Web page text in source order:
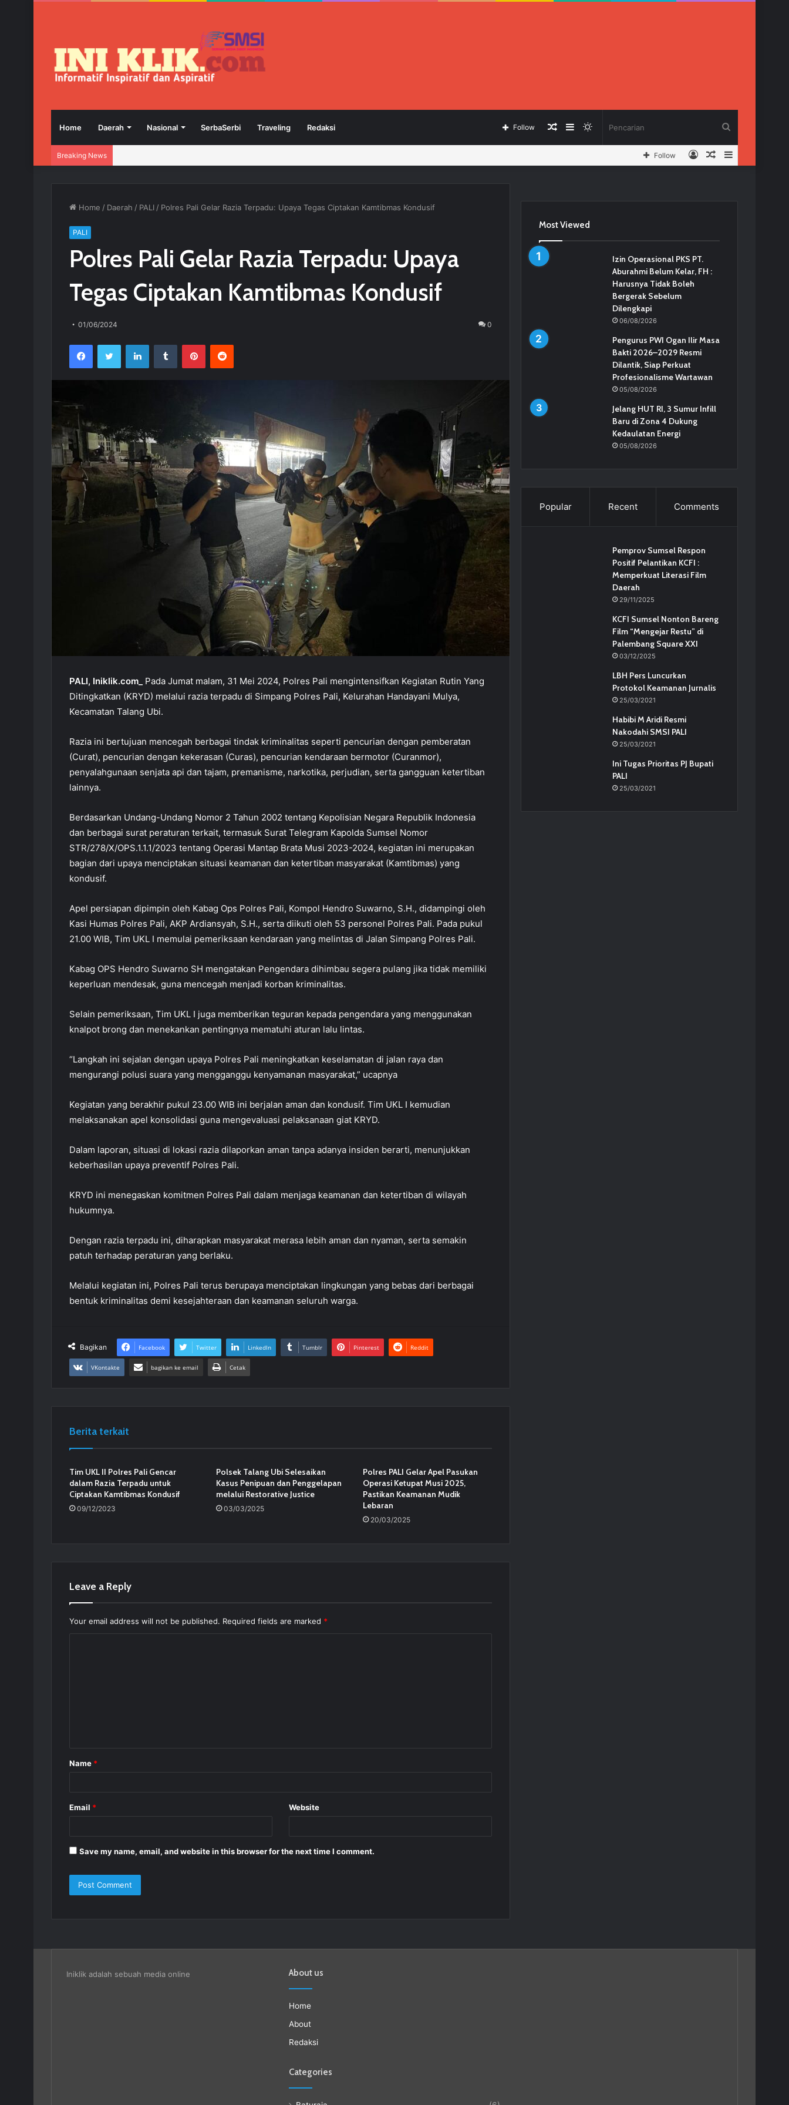
Home Daerah Nasional SerbaSerbi Traveling Redaksi Switch
Sidebar
Berita
Follow
Breaking News
Berita
Log
Follow
Home / Daerah / PALI / Polres Pali Gelar Razia Terpadu: Upaya Tegas Ciptakan Kamtibmas Kondusif
PALI
Polres Pali Gelar Razia Terpadu: Upaya
Tegas Ciptakan Kamtibmas Kondusif
01/06/2024 0
PALI, Iniklik.com_
Pada Jumat malam, 31 Mei 2024, Polres Pali mengintensifkan Kegiatan Rutin Yang
Ditingkatkan (KRYD) melalui razia terpadu di Simpang Polres Pali, Kelurahan Handayani Mulya,
Kecamatan Talang Ubi.
Razia ini bertujuan mencegah berbagai tindak kriminalitas seperti pencurian dengan pemberatan
(Curat), pencurian dengan kekerasan (Curas), pencurian kendaraan bermotor (Curanmor),
penyalahgunaan senjata api dan tajam, premanisme, narkotika, perjudian, serta gangguan ketertiban
lainnya.
Berdasarkan Undang-Undang Nomor 2 Tahun 2002 tentang Kepolisian Negara Republik Indonesia
dan berbagai surat peraturan terkait, termasuk Surat Telegram Kapolda Sumsel Nomor
STR/278/X/OPS.1.1.1/2023 tentang Operasi Mantap Brata Musi 2023-2024, kegiatan ini merupakan
bagian dari upaya menciptakan situasi keamanan dan ketertiban masyarakat (Kamtibmas) yang
kondusif.
Apel persiapan dipimpin oleh Kabag Ops Polres Pali, Kompol Hendro Suwarno, S.H., didampingi oleh
Kasi Humas Polres Pali, AKP Ardiansyah, S.H., serta diikuti oleh 53 personel Polres Pali. Pada pukul
21.00 WIB, Tim UKL I memulai pemeriksaan kendaraan yang melintas di Jalan Simpang Polres Pali.
Kabag OPS Hendro Suwarno SH mengatakan Pengendara dihimbau segera pulang jika tidak memiliki
keperluan mendesak, guna mencegah menjadi korban kriminalitas.
Selain pemeriksaan, Tim UKL I juga memberikan teguran kepada pengendara yang menggunakan
knalpot brong dan menekankan pentingnya mematuhi aturan lalu lintas.
“Langkah ini sejalan dengan upaya Polres Pali meningkatkan keselamatan di jalan raya dan
mengurangi polusi suara yang mengganggu kenyamanan masyarakat,” ucapnya
Kegiatan yang berakhir pukul 23.00 WIB ini berjalan aman dan kondusif. Tim UKL I kemudian
melaksanakan apel konsolidasi guna mengevaluasi pelaksanaan giat KRYD.
Dalam laporan, situasi di lokasi razia dilaporkan aman tanpa adanya insiden berarti, menunjukkan
keberhasilan upaya preventif Polres Pali.
KRYD ini menegaskan komitmen Polres Pali dalam menjaga keamanan dan ketertiban di wilayah
hukumnya.
Dengan razia terpadu ini, diharapkan masyarakat merasa lebih aman dan nyaman, serta semakin
patuh terhadap peraturan yang berlaku.
Melalui kegiatan ini, Polres Pali terus berupaya menciptakan lingkungan yang bebas dari berbagai
bentuk kriminalitas demi kesejahteraan dan keamanan seluruh warga.
Bagikan Facebook Twitter LinkedIn Tumblr Pinterest Reddit
VKontakte bagikan ke email Cetak
Berita terkait
Tim UKL II Polres Pali Gencar
dalam Razia Terpadu untuk
Ciptakan Kamtibmas Kondusif
09/12/2023
Polsek Talang Ubi Selesaikan
Kasus Penipuan dan Penggelapan
melalui Restorative Justice
03/03/2025
Polres PALI Gelar Apel Pasukan
Operasi Ketupat Musi 2025,
Pastikan Keamanan Mudik
Lebaran
20/03/2025
Leave a Reply
Your email address will not be published. Required fields are marked *
*
Name *
Email * Website
Save my name, email, and website in this browser for the next time I comment.
Most Viewed
Izin Operasional PKS PT.
Aburahmi Belum Kelar, FH :
Harusnya Tidak Boleh
Bergerak Sebelum
Dilengkapi
06/08/2026
Pengurus PWI Ogan Ilir Masa
Bakti 2026–2029 Resmi
Dilantik, Siap Perkuat
Profesionalisme Wartawan
05/08/2026
Jelang HUT RI, 3 Sumur Infill
Baru di Zona 4 Dukung
Kedaulatan Energi
05/08/2026
Popular Recent Comments
Pemprov Sumsel Respon
Positif Pelantikan KCFI :
Memperkuat Literasi Film
Daerah
29/11/2025
KCFI Sumsel Nonton Bareng
Film “Mengejar Restu” di
Palembang Square XXI
03/12/2025
LBH Pers Luncurkan
Protokol Keamanan Jurnalis
25/03/2021
Habibi M Aridi Resmi
Nakodahi SMSI PALI
25/03/2021
Ini Tugas Prioritas PJ Bupati
PALI
25/03/2021
Iniklik adalah sebuah media online About us
Home
About
Redaksi
Categories